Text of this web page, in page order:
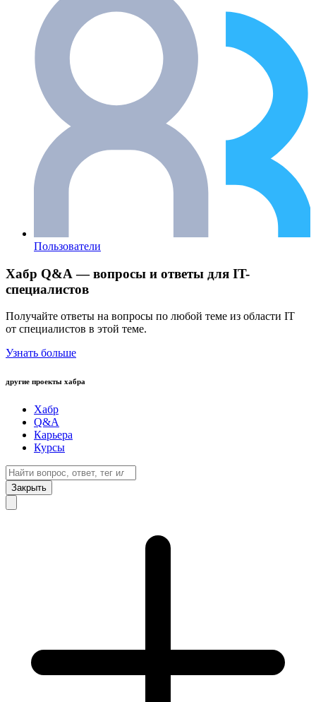
Пользователи
Хабр Q&A — вопросы и ответы для IT-
специалистов
Получайте ответы на вопросы по любой теме из области IT
от специалистов в этой теме.
Узнать больше
другие проекты хабра
Хабр
Q&A
Карьера
Курсы
Закрыть